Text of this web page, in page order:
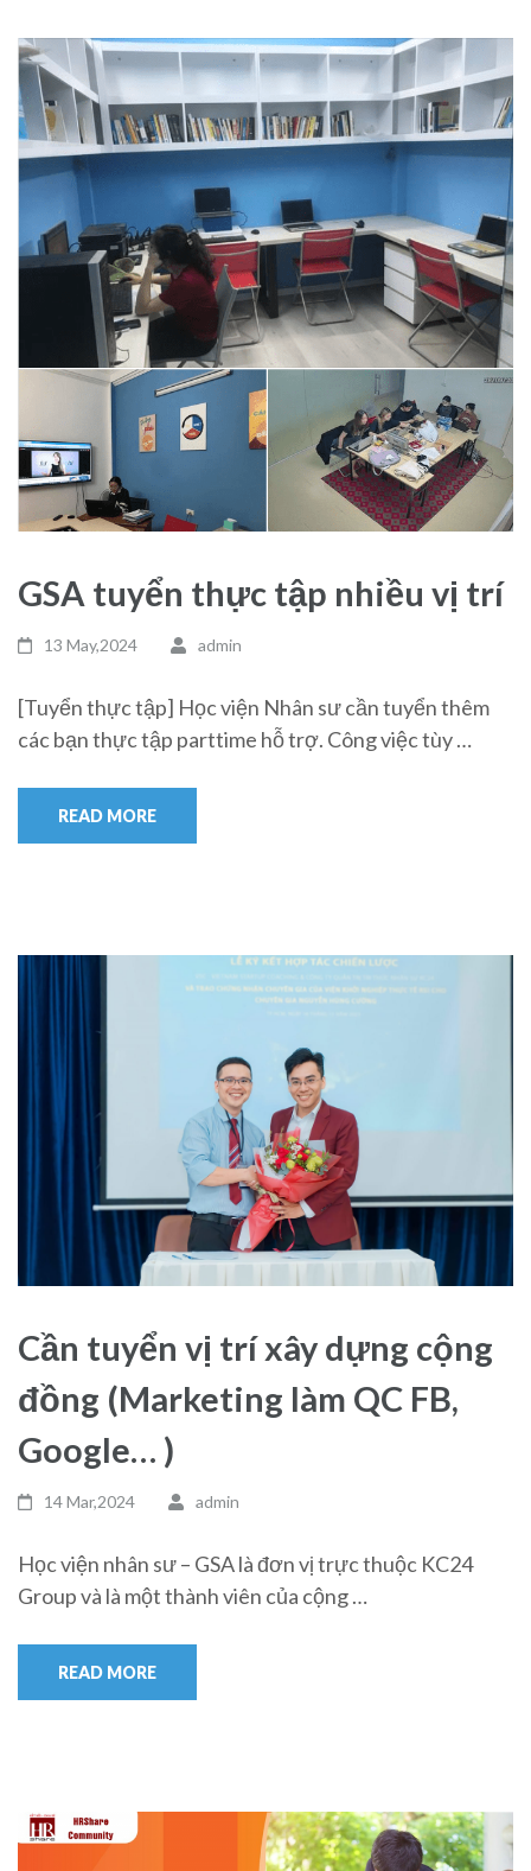
GSA tuyển thực tập nhiều vị trí
13 May,2024 admin
[Tuyển thực tập] Học viện Nhân sư cần tuyển thêm
các bạn thực tập parttime hỗ trợ. Công việc tùy …
READ MORE
Cần tuyển vị trí xây dựng cộng
đồng (Marketing làm QC FB,
Google… )
14 Mar,2024 admin
Học viện nhân sư – GSA là đơn vị trực thuộc KC24
Group và là một thành viên của cộng …
READ MORE